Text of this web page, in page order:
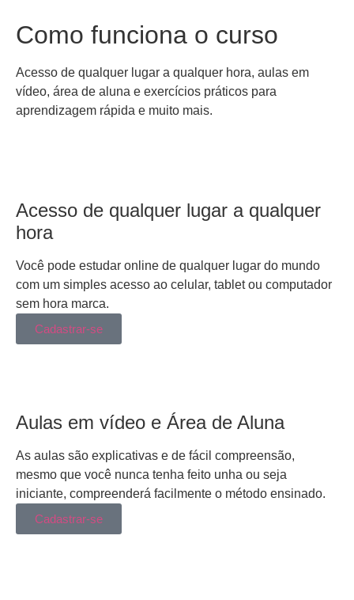
Como funciona o curso
Acesso de qualquer lugar a qualquer hora, aulas em
vídeo, área de aluna e exercícios práticos para
aprendizagem rápida e muito mais.
Acesso de qualquer lugar a qualquer
hora
Você pode estudar online de qualquer lugar do mundo
com um simples acesso ao celular, tablet ou computador
sem hora marca.
Cadastrar-se
Aulas em vídeo e Área de Aluna
As aulas são explicativas e de fácil compreensão,
mesmo que você nunca tenha feito unha ou seja
iniciante, compreenderá facilmente o método ensinado.
Cadastrar-se